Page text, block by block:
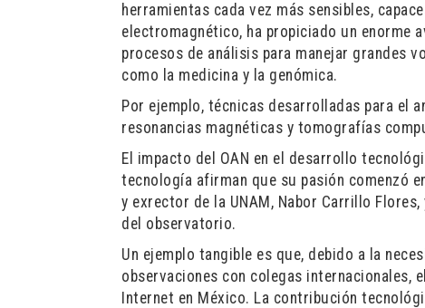
herramientas cada vez más sensibles,
electromagnético, ha propiciado un enorme
procesos de análisis para manejar grandes
como la medicina y la genómica.
Por ejemplo, técnicas desarrolladas para el
resonancias magnéticas y tomografías
El impacto del OAN en el desarrollo
tecnología afirman que su pasión comenzó
y exrector de la UNAM, Nabor Carrillo
del observatorio.
Un ejemplo tangible es que, debido a la
observaciones con colegas internacionales,
Internet en México. La contribución